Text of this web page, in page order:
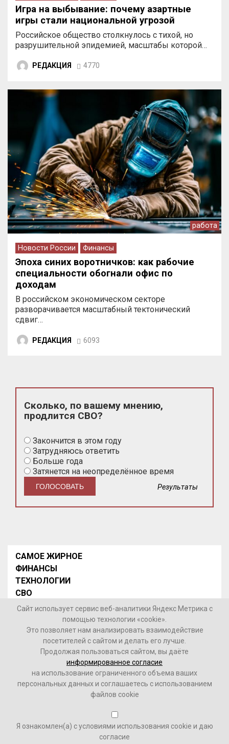
Игра на выбывание: почему азартные
игры стали национальной угрозой
Российское общество столкнулось с тихой, но
разрушительной эпидемией, масштабы которой…
РЕДАКЦИЯ 4770
работа
Новости России Финансы
Эпоха синих воротничков: как рабочие
специальности обогнали офис по
доходам
В российском экономическом секторе
разворачивается масштабный тектонический
сдвиг…
РЕДАКЦИЯ 6093
Сколько, по вашему мнению,
продлится СВО?
Закончится в этом году
Затрудняюсь ответить
Больше года
Затянется на неопределённое время
Результаты
САМОЕ ЖИРНОЕ
ФИНАНСЫ
ТЕХНОЛОГИИ
СВО
НОВОСТИ В МИРЕ
НОВОСТИ РОССИИ
Контакты
© 2026 Интернет-газета «МедиаЖир» -Согласие
пользователя на обработку данных
16+
Зарегистрировано Федеральной службой по надзору в
сфере связи, информационных технологий и массовых
коммуникаций (Роскомнадзор). Реестровый номер ФС
Сайт использует сервис веб-аналитики Яндекс Метрика с
помощью технологии «cookie».
Это позволяет нам анализировать взаимодействие
посетителей с сайтом и делать его лучше.
Продолжая пользоваться сайтом, вы даёте
информированное согласие
на использование ограниченного объема ваших
персональных данных и соглашаетесь с использованием
файлов cookie
Я ознакомлен(а) с условиями использования cookie и даю
согласие